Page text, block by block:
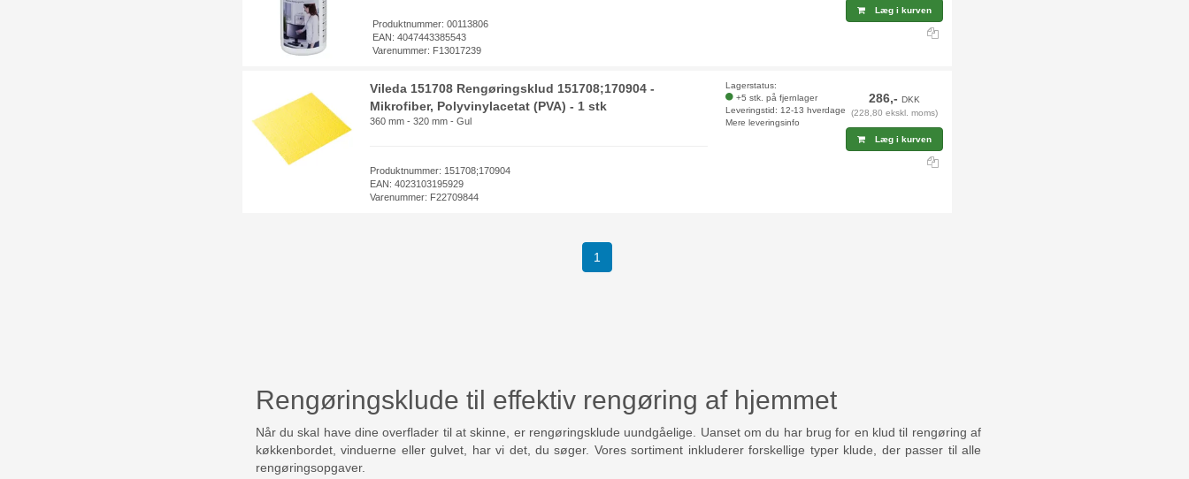
Produktnummer: 00113806
EAN: 4047443385543
Varenummer: F13017239
Læg i kurven
Vileda 151708 Rengøringsklud 151708;170904 -
Mikrofiber, Polyvinylacetat (PVA) - 1 stk
360 mm - 320 mm - Gul
Produktnummer: 151708;170904
EAN: 4023103195929
Varenummer: F22709844
Lagerstatus:
+5 stk. på fjernlager
Leveringstid: 12-13 hverdage
Mere leveringsinfo
286,-DKK
(228,80 ekskl. moms)
Læg i kurven
1
Rengøringsklude til effektiv rengøring af hjemmet
Når du skal have dine overflader til at skinne, er rengøringsklude uundgåelige. Uanset om du har brug for en klud til rengøring af
køkkenbordet, vinduerne eller gulvet, har vi det, du søger. Vores sortiment inkluderer forskellige typer klude, der passer til alle
rengøringsopgaver.